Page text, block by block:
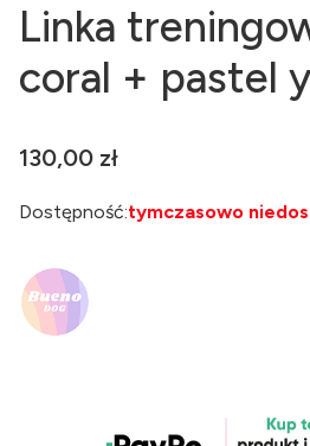
Linka
coral + pastel
Cena
130,00 zł
Dostępność:tymczasowo